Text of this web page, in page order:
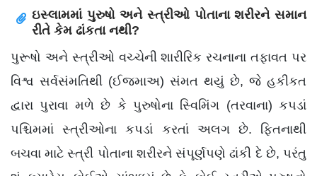
ઇસ્લામમાં પુરુષો અને સ્ત્રીઓ પોતાના શરીરને સમાન
રીતે કેમ ઢાંકતા નથી?
પુરૂષો અને સ્ત્રીઓ વચ્ચેની શારીરિક રચનાના તફાવત પર
વિશ્વ સર્વસંમતિથી (ઈજમાઅ) સંમત થયું છે, જે હકીકત
દ્વારા પુરાવા મળે છે કે પુરુષોના સ્વિમિંગ (તરવાના) કપડાં
પશ્ચિમમાં સ્ત્રીઓના કપડાં કરતાં અલગ છે. ફિતનાથી
બચવા માટે સ્ત્રી પોતાના શરીરને સંપૂર્ણપણે ઢાંકી દે છે, પરંતુ